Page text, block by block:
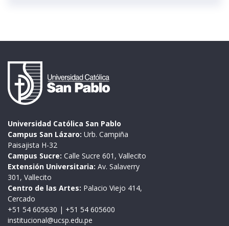
Universidad Católica San Pablo
Campus San Lázaro: Urb. Campiña
Paisajista H-32
Campus Sucre: Calle Sucre 601, Vallecito
Extensión Universitaria: Av. Salaverry
301, Vallecito
Centro de las Artes: Palacio Viejo 414,
Cercado
+51 54 605630 | +51 54 605600
institucional@ucsp.edu.pe